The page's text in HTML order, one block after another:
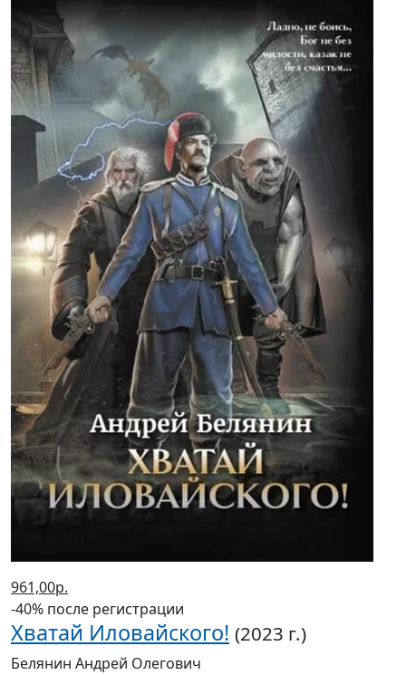
961,00р.
-40% после регистрации
Хватай Иловайского! (2023 г.)
Белянин Андрей Олегович